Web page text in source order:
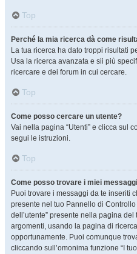
Top
Perché la mia ricerca dà come
La tua ricerca ha dato troppi risultati
Usa la ricerca avanzata e sii più
ricercare e dei forum in cui cercare.
Top
Come posso cercare un utente?
Vai nella pagina “Utenti” e clicca sul
segui le istruzioni.
Top
Come posso trovare i miei
Puoi trovare i messaggi da te inseriti
presente nel tuo Pannello di
dell’utente” presente nella pagina
argomenti, usando la pagina di
opportunamente. Puoi comunque
cliccando sull’omonima funzione “I